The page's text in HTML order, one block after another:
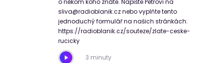
o někom koho znáte. Napište Petrovi na
sliva@radioblanik.cz nebo vyplňte tento
jednoduchý formulář na našich stránkách:
https://radioblanik.cz/souteze/zlate-ceske-
rucicky
3 minuty